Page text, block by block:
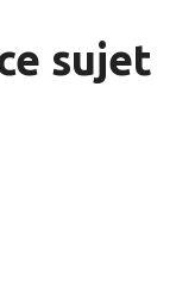
sujet